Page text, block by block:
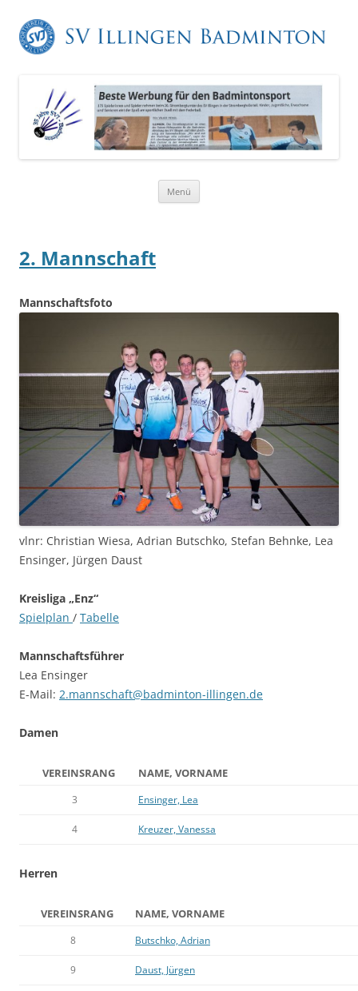
Menü
2. Mannschaft
Mannschaftsfoto
vlnr: Christian Wiesa, Adrian Butschko, Stefan Behnke, Lea
Ensinger, Jürgen Daust
Kreisliga „Enz“
Spielplan / Tabelle
Mannschaftsführer
Lea Ensinger
E-Mail: 2.mannschaft@badminton-illingen.de
Damen
VEREINSRANG NAME, VORNAME
3 Ensinger, Lea
4 Kreuzer, Vanessa
Herren
VEREINSRANG NAME, VORNAME
8 Butschko, Adrian
9 Daust, Jürgen